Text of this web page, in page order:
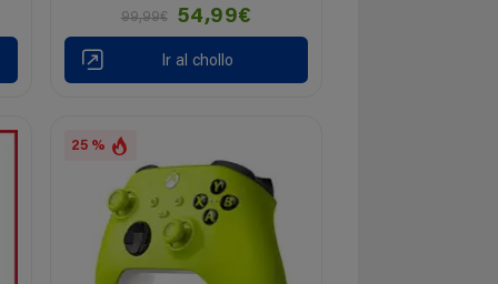
99,99€
54,99€
Ir al chollo
25 %